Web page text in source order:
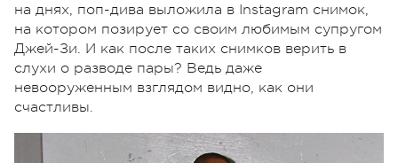
на днях, поп-дива выложила в Instagram снимок,
на котором позирует со своим любимым супругом
Джей-Зи. И как после таких снимков верить в
слухи о разводе пары? Ведь даже
невооруженным взглядом видно, как они
счастливы.